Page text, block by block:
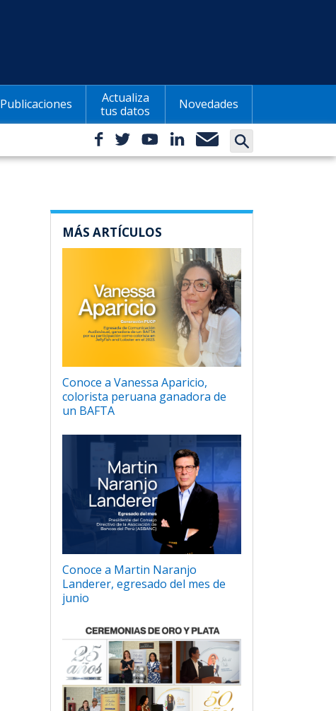
Publicaciones
Actualiza
tus datos
Novedades
MÁS ARTÍCULOS
Conoce a Vanessa Aparicio,
colorista peruana ganadora de
un BAFTA
Conoce a Martin Naranjo
Landerer, egresado del mes de
junio